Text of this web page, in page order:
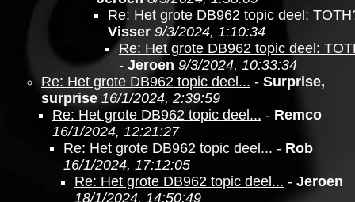
Re: Het grote DB962 topic deel:
Visser 9/3/2024, 1:10:34
Re: Het grote DB962 topic deel:
- Jeroen 9/3/2024, 10:33:34
Re: Het grote DB962 topic deel... - Surprise,
surprise 16/1/2024, 2:39:59
Re: Het grote DB962 topic deel... - Remco
16/1/2024, 12:21:27
Re: Het grote DB962 topic deel... - Rob
16/1/2024, 17:12:05
Re: Het grote DB962 topic deel... - Jeroen
18/1/2024, 14:50:49